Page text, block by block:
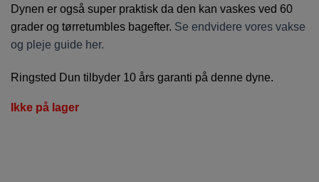
Dynen er også super praktisk da den kan vaskes ved 60
grader og tørretumbles bagefter. Se endvidere vores vakse
og pleje guide her.
Ringsted Dun tilbyder 10 års garanti på denne dyne.
Ikke på lager